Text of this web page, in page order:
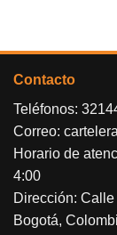
Contacto
Teléfonos:
Correo:
Horario de
4:00
Dirección:
Bogotá,